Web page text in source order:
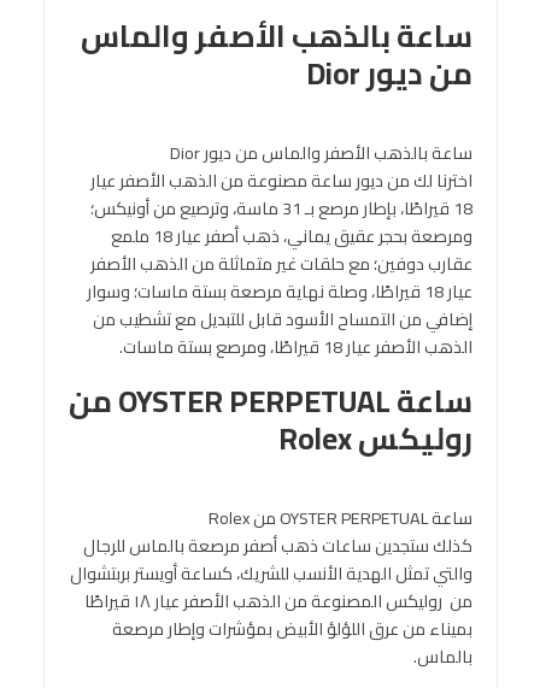
ساعة بالذهب الأصفر والماس
من ديور Dior
ساعة بالذهب الأصفر والماس من ديور Dior
اخترنا لك من ديور ساعة مصنوعة من الذهب الأصفر عيار
18 قيراطًا، بإطار مرصع بـ 31 ماسة، وترصيع من أونيكس؛
ومرصعة بحجر عقيق يماني، ذهب أصفر عيار 18 ملمع
عقارب دوفين؛ مع حلقات غير متماثلة من الذهب الأصفر
عيار 18 قيراطًا، وصلة نهاية مرصعة بستة ماسات؛ وسوار
إضافي من التمساح الأسود قابل للتبديل مع تشطيب من
الذهب الأصفر عيار 18 قيراطًا، ومرصع بستة ماسات.
ساعة OYSTER PERPETUAL من
روليكس Rolex
ساعة OYSTER PERPETUAL من Rolex
كذلك ستجدين ساعات ذهب أصفر مرصعة بالماس للرجال
والتي تمثل الهدية الأنسب للشريك، كساعة أويستر بربتشوال
من روليكس المصنوعة من الذهب الأصفر عيار ١٨ قيراطًا
بميناء من عرق اللؤلؤ الأبيض بمؤشرات وإطار مرصعة
بالماس.